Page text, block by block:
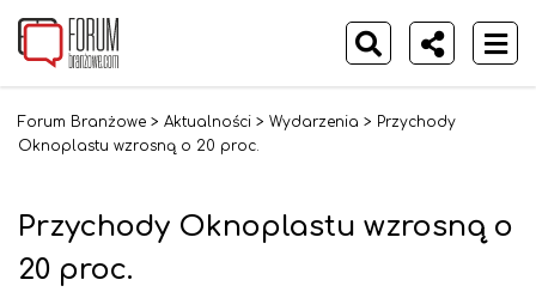
Forum Branżowe > Aktualności > Wydarzenia > Przychody
Oknoplastu wzrosną o 20 proc.
Przychody Oknoplastu wzrosną o
20 proc.